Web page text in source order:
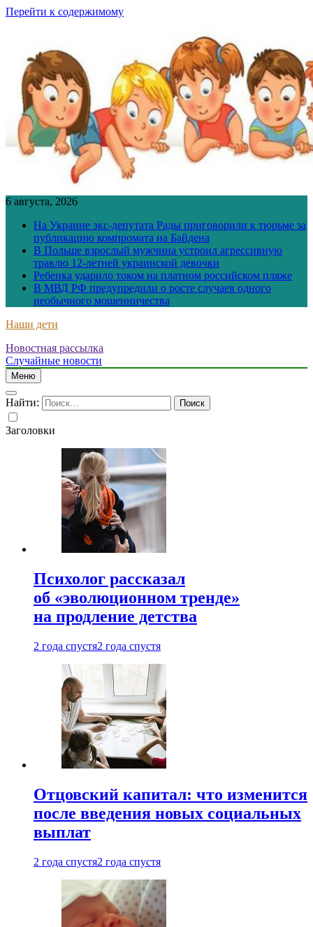
Перейти к содержимому
6 августа, 2026
На Украине экс-депутата Рады приговорили к тюрьме за
публикацию компромата на Байдена
В Польше взрослый мужчина устроил агрессивную
травлю 12-летней украинской девочки
Ребенка ударило током на платном российском пляже
В МВД РФ предупредили о росте случаев одного
необычного мошенничества
Наши дети
Новостная рассылка
Случайные новости
Меню
Найти:
Заголовки
Психолог рассказал
об «эволюционном тренде»
на продление детства
2 года спустя2 года спустя
Отцовский капитал: что изменится
после введения новых социальных
выплат
2 года спустя2 года спустя